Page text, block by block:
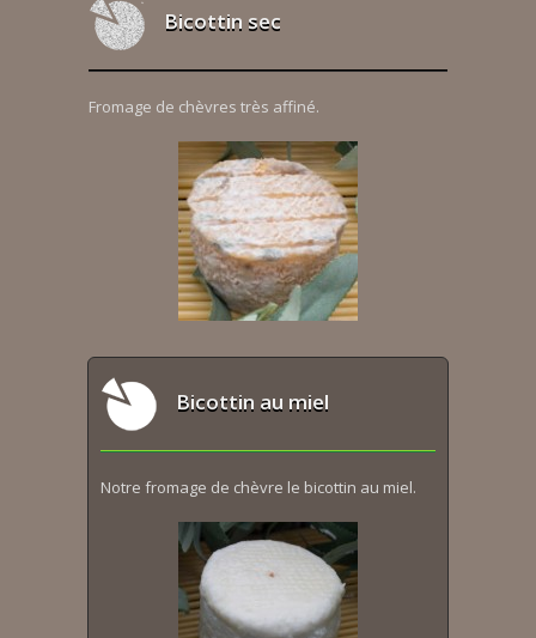
Bicottin sec
Fromage de chèvres très affiné.
Bicottin au miel
Notre fromage de chèvre le bicottin au miel.